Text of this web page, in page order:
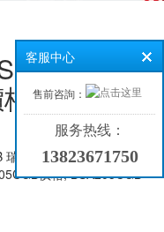
軸承 德
典SKF軸承 意大利KKK
價格, BSA205CGB
客服中心
售前咨詢：
服务热线：
13823671750